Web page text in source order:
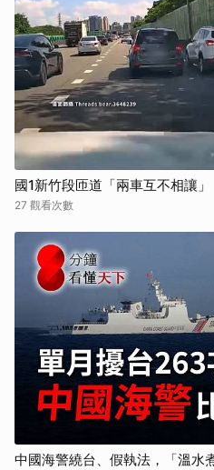
國1新竹段匝道「兩車互不相讓
27 觀看次數
中國海警繞台、假執法，「溫水